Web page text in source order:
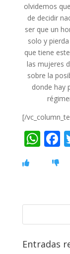
olvidemos
de decidir
ser que un
solo y
que tiene
las mujeres
sobre la
donde hay
[/
W
at
A
p
p
F
o
o
Entradas